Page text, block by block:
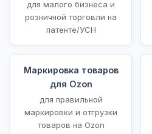
для малого бизнеса и
розничной торговли на
патенте/УСН
Маркировка товаров
для Ozon
для правильной
маркировки и отгрузки
товаров на Ozon